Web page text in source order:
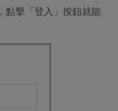
，點擊「登入」按鈕就能